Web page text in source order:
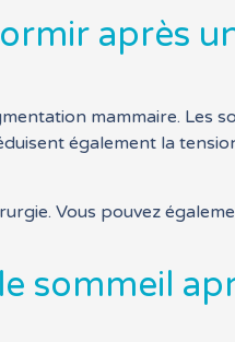
après
mammaire. Les
également la
Vous pouvez
sommeil